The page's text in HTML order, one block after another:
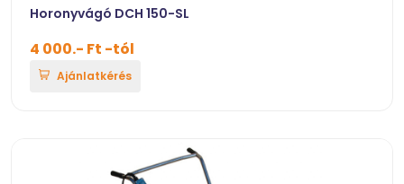
Horonyvágó DCH 150-SL
4 000.- Ft -tól
Ajánlatkérés